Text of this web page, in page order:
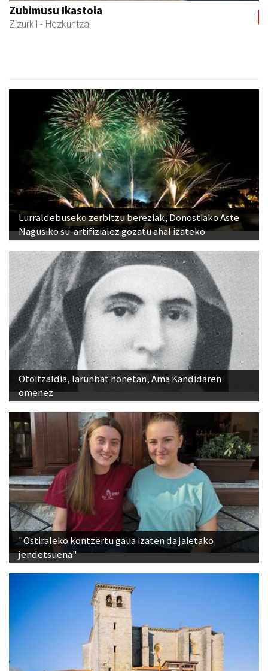
Previous
Lurraldebuseko zerbitzu bereziak, Donostiako Aste
Nagusiko su-artifizialez gozatu ahal izateko
Otoitzaldia, larunbat honetan, Ama Kandidaren
omenez
"Ostiraleko kontzertu gaua izaten da jaietako
jendetsuena"